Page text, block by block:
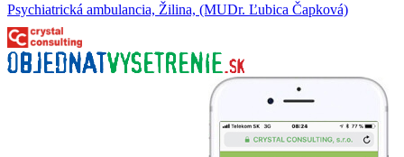
Psychiatrická ambulancia, Žilina, (MUDr. Ľubica Čapková)